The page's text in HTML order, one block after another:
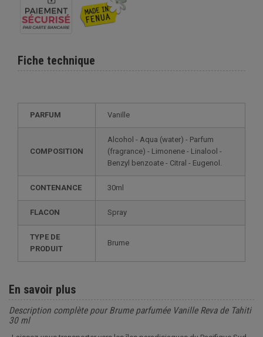
Fiche technique
PARFUM Vanille
COMPOSITION
Alcohol - Aqua (water) - Parfum
(fragrance) - Limonene - Linalool -
Benzyl benzoate - Citral - Eugenol.
CONTENANCE 30ml
FLACON Spray
TYPE DE
PRODUIT
Brume
En savoir plus
Description complète pour Brume parfumée Vanille Reva de Tahiti
30 ml